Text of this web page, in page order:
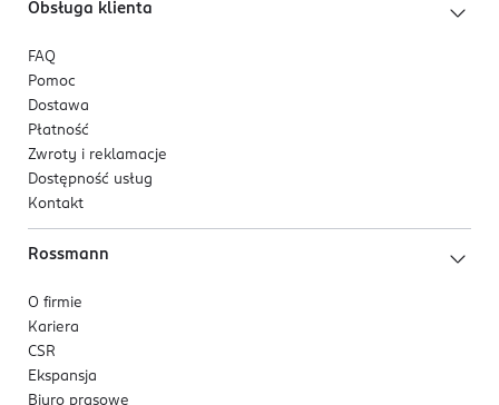
Obsługa klienta
FAQ
Pomoc
Dostawa
Płatność
Zwroty i reklamacje
Dostępność usług
Kontakt
Rossmann
O firmie
Kariera
CSR
Ekspansja
Biuro prasowe